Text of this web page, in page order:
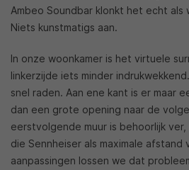
Ambeo Soundbar klonkt het echt
Niets kunstmatigs aan.
In onze woonkamer is het virtuele
linkerzijde iets minder
snel raden. Aan ene kant is er maar
dan een grote opening naar de
eerstvolgende muur is behoorlijk
die Sennheiser als maximale
aanpassingen lossen we dat